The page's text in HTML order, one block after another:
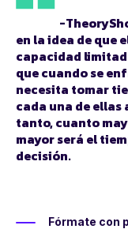
-
en la idea de que
capacidad
que cuando se
necesita tomar
cada una de ellas
tanto, cuanto
mayor será el
decisión.
Fórmate con